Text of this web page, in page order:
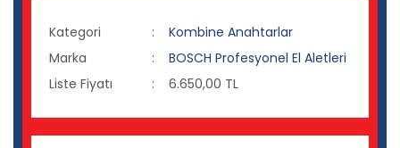
Kategori
Kombine Anahtarlar
Marka
BOSCH Profesyonel El Aletleri
Liste Fiyatı
6.650,00 TL